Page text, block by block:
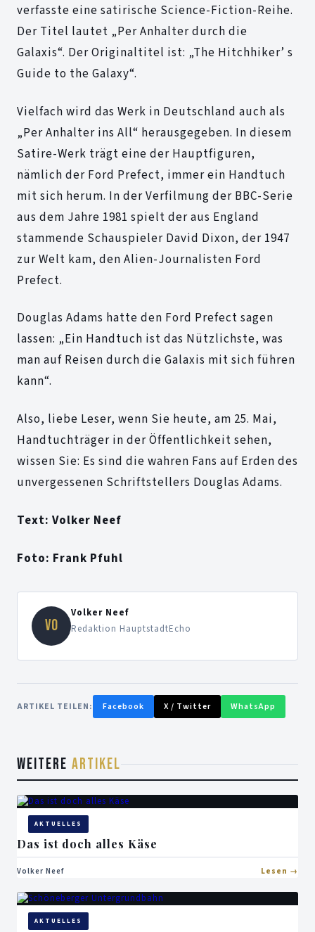
verfasste eine satirische Science-Fiction-Reihe.
Der Titel lautet „Per Anhalter durch die
Galaxis“. Der Originaltitel ist: „The Hitchhiker’ s
Guide to the Galaxy“.
Vielfach wird das Werk in Deutschland auch als
„Per Anhalter ins All“ herausgegeben. In diesem
Satire-Werk trägt eine der Hauptfiguren,
nämlich der Ford Prefect, immer ein Handtuch
mit sich herum. In der Verfilmung der BBC-Serie
aus dem Jahre 1981 spielt der aus England
stammende Schauspieler David Dixon, der 1947
zur Welt kam, den Alien-Journalisten Ford
Prefect.
Douglas Adams hatte den Ford Prefect sagen
lassen: „Ein Handtuch ist das Nützlichste, was
man auf Reisen durch die Galaxis mit sich führen
kann“.
Also, liebe Leser, wenn Sie heute, am 25. Mai,
Handtuchträger in der Öffentlichkeit sehen,
wissen Sie: Es sind die wahren Fans auf Erden des
unvergessenen Schriftstellers Douglas Adams.
Text: Volker Neef
Foto: Frank Pfuhl
VO
Volker Neef
Redaktion HauptstadtEcho
ARTIKEL TEILEN: Facebook X / Twitter WhatsApp
WEITERE ARTIKEL
AKTUELLES
Das ist doch alles Käse
Volker Neef Lesen
AKTUELLES